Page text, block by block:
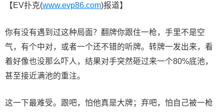
【EV扑克(www.evp86.com)报道】
你有没有遇到过这种局面？翻牌你跟住一枪，手里不是空
气，有个中对，或者一个还不错的听牌。转牌一发出来，看
着好像也没那么吓人，结果对手突然砸过来一个80%底池，
甚至接近满池的重注。
这一下最难受。跟吧，怕他真是大牌；弃吧，怕自己被一枪